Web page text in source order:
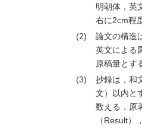
明朝体，英
右に2cm程
(2)
論文の構造
英文による
原稿量とす
(3)
抄録は，和
文）以内と
数える．原
（Result）